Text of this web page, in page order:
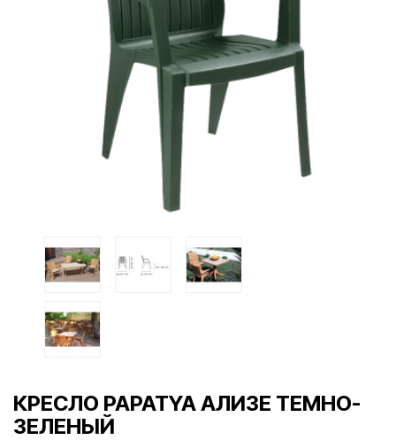
КРЕСЛО PAPATYA АЛИЗЕ ТЕМНО-
ЗЕЛЕНЫЙ